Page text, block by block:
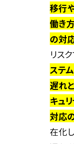
移行
働き
の対
リス
ステ
遅れ
キュ
対応
在化